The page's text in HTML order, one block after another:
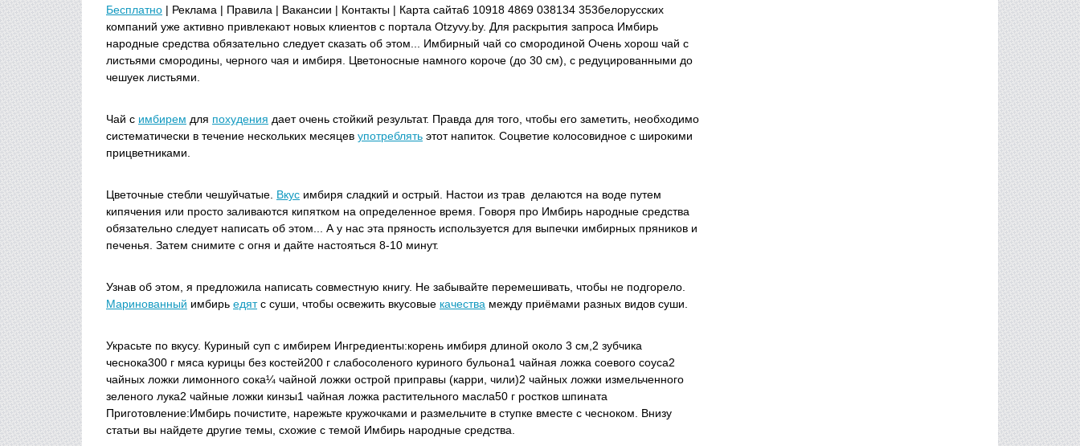
Бесплатно | Реклама | Правила | Вакансии | Контакты | Карта сайта6 10918 4869 038134 353белорусских
компаний уже активно привлекают новых клиентов с портала Otzyvy.by. Для раскрытия запроса Имбирь
народные средства обязательно следует сказать об этом... Имбирный чай со смородиной Очень хорош чай с
листьями смородины, черного чая и имбиря. Цветоносные намного короче (до 30 см), с редуцированными до
чешуек листьями.
Чай с имбирем для похудения дает очень стойкий результат. Правда для того, чтобы его заметить, необходимо
систематически в течение нескольких месяцев употреблять этот напиток. Соцветие колосовидное с широкими
прицветниками.
Цветочные стебли чешуйчатые. Вкус имбиря сладкий и острый. Настои из трав делаются на воде путем
кипячения или просто заливаются кипятком на определенное время. Говоря про Имбирь народные средства
обязательно следует написать об этом... А у нас эта пряность используется для выпечки имбирных пряников и
печенья. Затем снимите с огня и дайте настояться 8-10 минут.
Узнав об этом, я предложила написать совместную книгу. Не забывайте перемешивать, чтобы не подгорело.
Маринованный имбирь едятс суши, чтобы освежить вкусовые качества между приёмами разных видов суши.
Украсьте по вкусу. Куриный суп с имбирем Ингредиенты:корень имбиря длиной около 3 см,2 зубчика
чеснока300 г мяса курицы без костей200 г слабосоленого куриного бульона1 чайная ложка соевого соуса2
чайных ложки лимонного сока¼ чайной ложки острой приправы (карри, чили)2 чайных ложки измельченного
зеленого лука2 чайные ложки кинзы1 чайная ложка растительного масла50 г ростков шпината
Приготовление:Имбирь почистите, нарежьте кружочками и размельчите в ступке вместе с чесноком. Внизу
статьи вы найдете другие темы, схожие с темой Имбирь народные средства.